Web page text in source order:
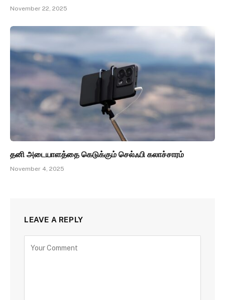
November 22, 2025
தனி அடையாளத்தை கெடுக்கும் செல்ஃபி கலாச்சாரம்
November 4, 2025
LEAVE A REPLY